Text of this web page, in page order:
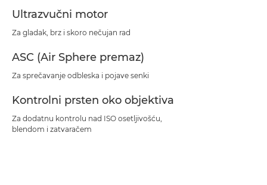
Ultrazvučni motor
Za gladak, brz i skoro nečujan rad
ASC (Air Sphere premaz)
Za sprečavanje odbleska i pojave senki
Kontrolni prsten oko objektiva
Za dodatnu kontrolu nad ISO osetljivošću,
blendom i zatvaračem